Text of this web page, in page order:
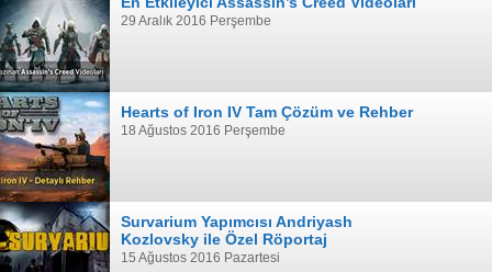
29 Aralık 2016 Perşembe
Hearts of Iron IV Tam Çözüm ve Rehber
18 Ağustos 2016 Perşembe
Survarium Yapımcısı Andriyash
Kozlovsky ile Özel Röportaj
15 Ağustos 2016 Pazartesi